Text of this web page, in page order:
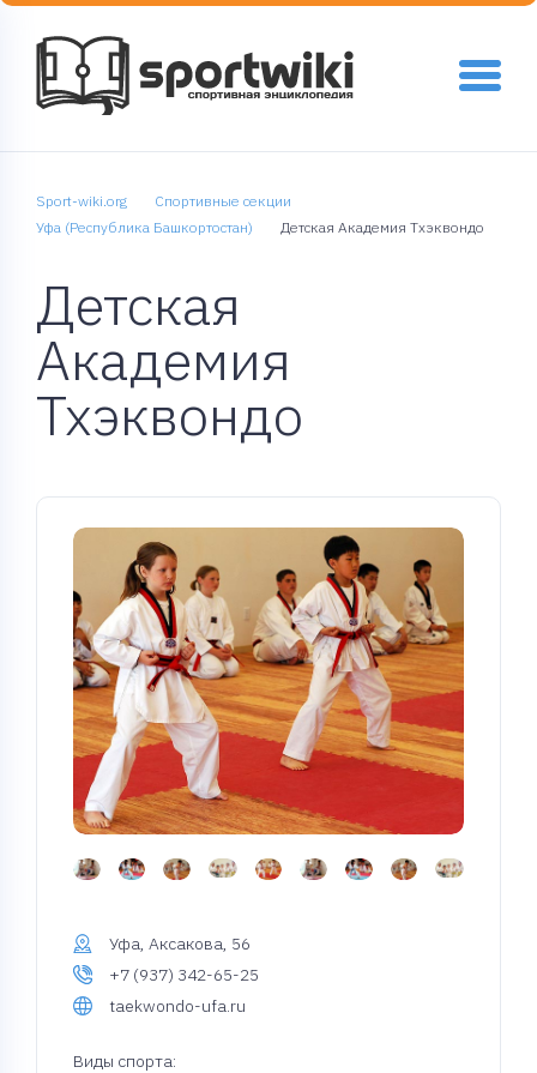
Sport-wiki.org
Спортивные секции
Уфа (Республика Башкортостан)
Детская Академия Тхэквондо
Детская
Академия
Тхэквондо
Уфа, Аксакова, 56
+7 (937) 342-65-25
taekwondo-ufa.ru
Виды спорта: